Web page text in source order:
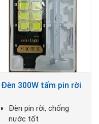
Đèn 300W tấm pin rời
Đèn pin rời, chống
nước tốt